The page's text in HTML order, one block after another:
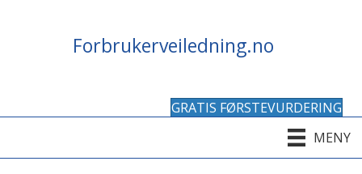
Forbrukerveiledning.no
GRATIS FØRSTEVURDERING
MENY